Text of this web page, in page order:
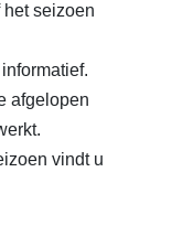
seizoen
afgelopen
vindt u